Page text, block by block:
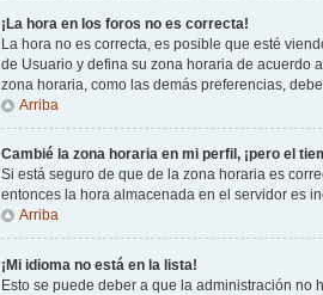
¡La hora en los foros no es correcta!
La hora no es correcta, es posible que esté
de Usuario y defina su zona horaria de acuerdo
zona horaria, como las demás preferencias,
Arriba
Cambié la zona horaria en mi perfil, ¡pero el
Si está seguro de que de la zona horaria es
entonces la hora almacenada en el servidor es
Arriba
¡Mi idioma no está en la lista!
Esto se puede deber a que la administración no